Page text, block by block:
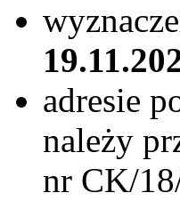
adresie
należy
nr CK/